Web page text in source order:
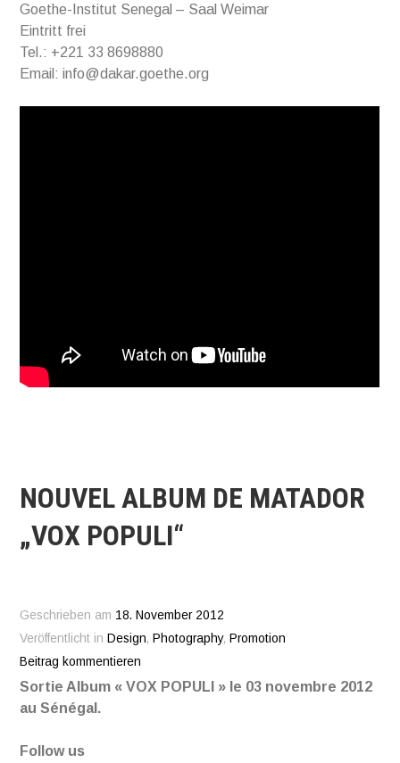
Goethe-Institut Senegal – Saal Weimar
Eintritt frei
Tel.: +221 33 8698880
Email: info@dakar.goethe.org
NOUVEL ALBUM DE MATADOR
„VOX POPULI“
Geschrieben am 18. November 2012
Veröffentlicht in Design, Photography, Promotion
Beitrag kommentieren
Sortie Album « VOX POPULI » le 03 novembre 2012
au Sénégal.
Follow us